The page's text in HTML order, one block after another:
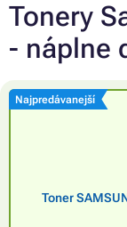
Tonery
- náplne
Najpredávanejší
Toner